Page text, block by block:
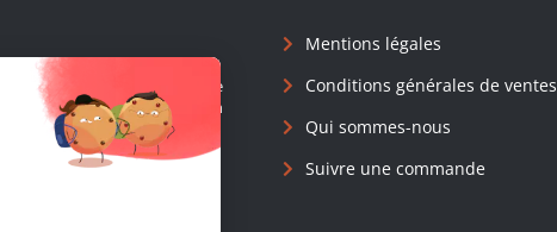
Maison Sciences de l'Homme
des connaissances en
Mentions légales
Conditions générales de ventes
Qui sommes-nous
Suivre une commande